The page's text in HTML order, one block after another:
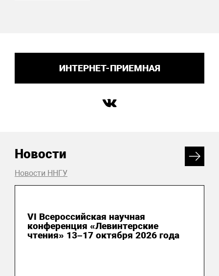
ИНТЕРНЕТ-ПРИЕМНАЯ
Новости
Новости ННГУ
VI Всероссийская научная
конференция «Левинтерские
чтения» 13–17 октября 2026 года